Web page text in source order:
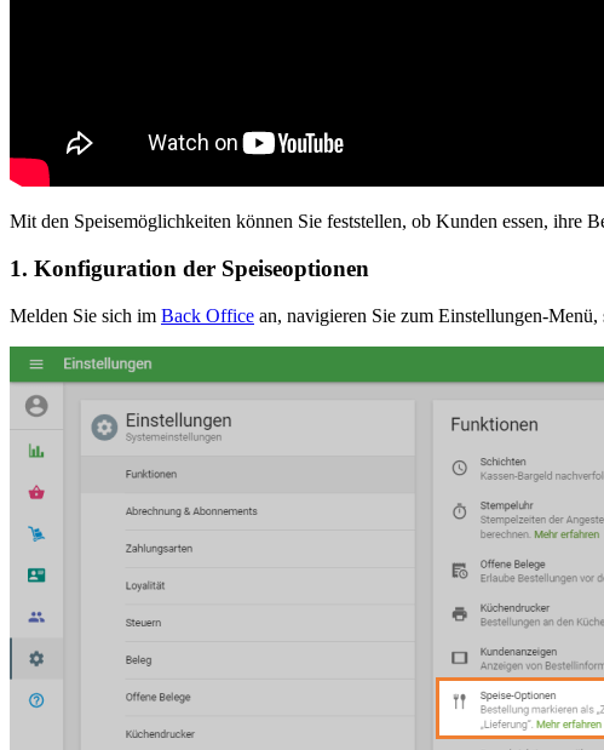
Mit den Speisemöglichkeiten können Sie feststellen, ob Kunden essen, ihre
1. Konfiguration der Speiseoptionen
Melden Sie sich im Back Office an, navigieren Sie zum Einstellungen-